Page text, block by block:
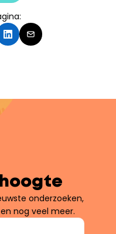
onderzoeken,
nog veel meer.